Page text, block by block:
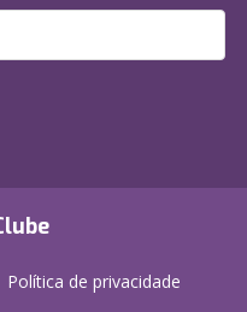
Política de privacidade